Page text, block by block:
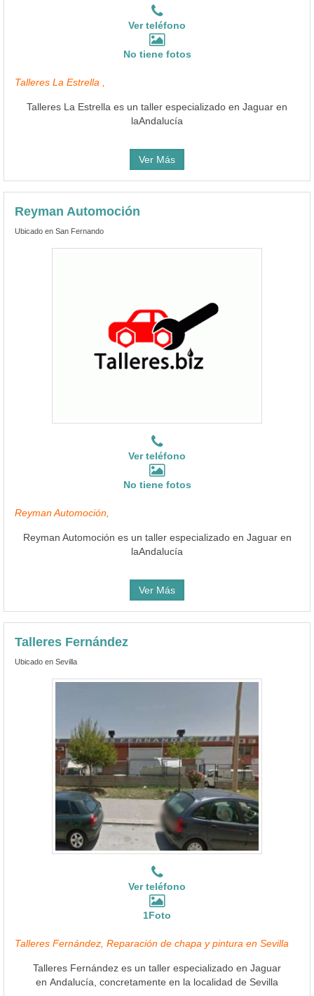
Ver teléfono
No tiene fotos
Talleres La Estrella ,
Talleres La Estrella es un taller especializado en Jaguar en
laAndalucía
Ver Más
Reyman Automoción
Ubicado en San Fernando
Ver teléfono
No tiene fotos
Reyman Automoción,
Reyman Automoción es un taller especializado en Jaguar en
laAndalucía
Ver Más
Talleres Fernández
Ubicado en Sevilla
Ver teléfono
1Foto
Talleres Fernández, Reparación de chapa y pintura en Sevilla
Talleres Fernández es un taller especializado en Jaguar
en Andalucía, concretamente en la localidad de Sevilla